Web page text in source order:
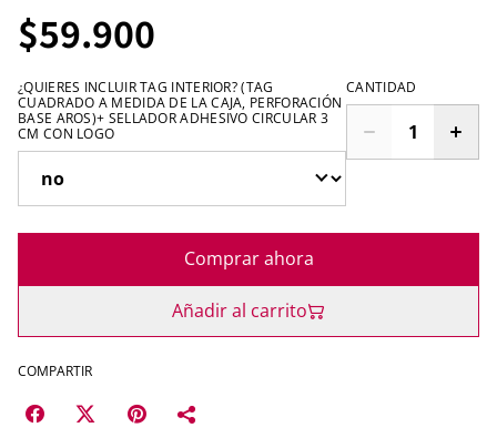
$59.900
¿QUIERES INCLUIR TAG INTERIOR? (TAG
CUADRADO A MEDIDA DE LA CAJA, PERFORACIÓN
BASE AROS)+ SELLADOR ADHESIVO CIRCULAR 3
CM CON LOGO
CANTIDAD
Comprar ahora
Añadir al carrito
COMPARTIR